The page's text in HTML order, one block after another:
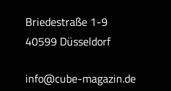
Briedestraße 1-9
40599 Düsseldorf
info@cube-magazin.de